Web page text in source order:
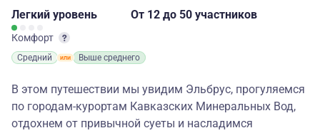
Легкий уровень
Комфорт
Средний Выше среднего
От 12 до 50 участников
В этом путешествии мы увидим Эльбрус, прогуляемся
по городам-курортам Кавказских Минеральных Вод,
отдохнем от привычной суеты и насладимся